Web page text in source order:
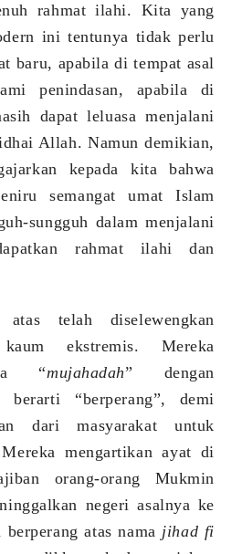
rahmat ilahi. Kita yang
ini tentunya tidak perlu
baru, apabila di tempat asal
penindasan, apabila di
dapat leluasa menjalani
Allah. Namun demikian,
kepada kita bahwa
semangat umat Islam
sungguh dalam menjalani
rahmat ilahi dan
telah diselewengkan
ekstremis. Mereka
“mujahadah” dengan
“berperang”,
demi
dari masyarakat untuk
mengartikan ayat di
orang-orang Mukmin
negeri asalnya ke
atas nama jihad fi